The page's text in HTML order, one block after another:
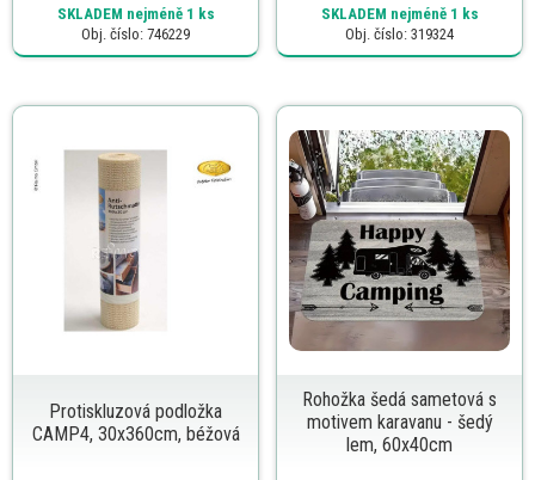
SKLADEM nejméně 1 ks
Obj. číslo: 746229
SKLADEM nejméně 1 ks
Obj. číslo: 319324
Protiskluzová podložka
CAMP4, 30x360cm, béžová
Rohožka šedá sametová s
motivem karavanu - šedý
lem, 60x40cm